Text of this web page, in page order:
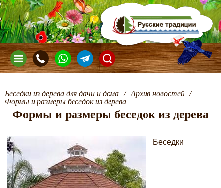
Беседки из дерева для дачи и дома / Архив новостей /
Формы и размеры беседок из дерева
Формы и размеры беседок из дерева
Беседки